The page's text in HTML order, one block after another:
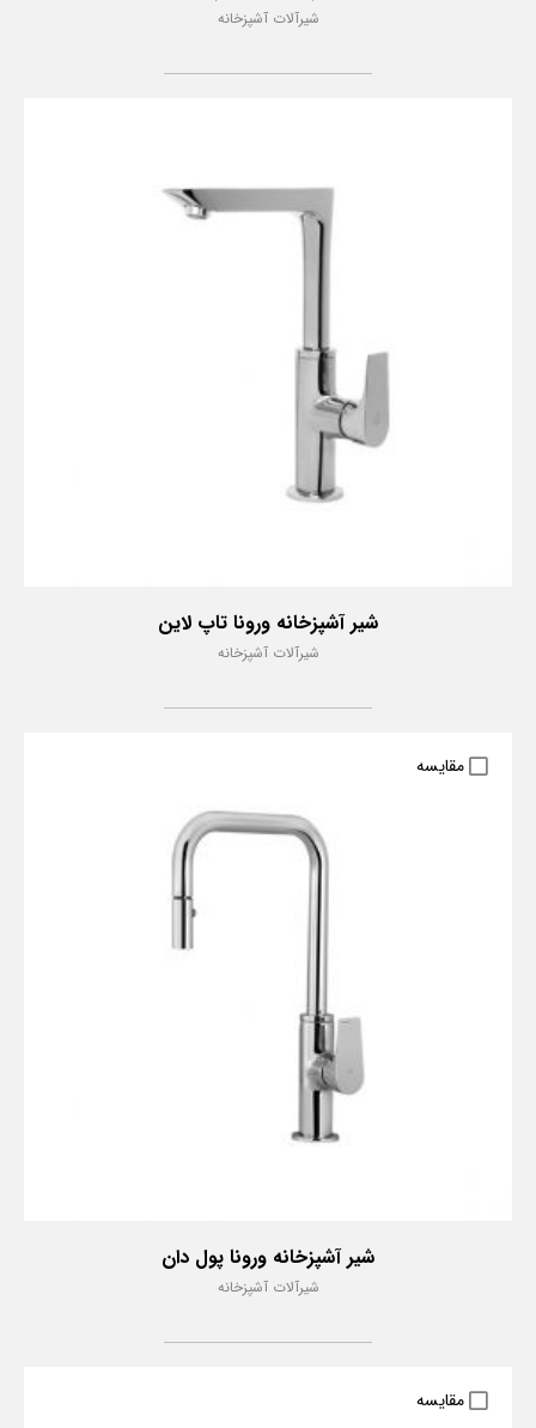
شیرآلات آشپزخانه
شیر آشپزخانه ورونا تاپ لاین
شیرآلات آشپزخانه
مقایسه
شیر آشپزخانه ورونا پول دان
شیرآلات آشپزخانه
مقایسه